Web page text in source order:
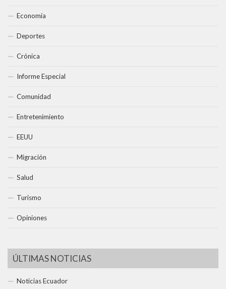
Economía
Deportes
Crónica
Informe Especial
Comunidad
Entretenimiento
EEUU
Migración
Salud
Turismo
Opiniones
ÚLTIMAS NOTICIAS
Noticias Ecuador